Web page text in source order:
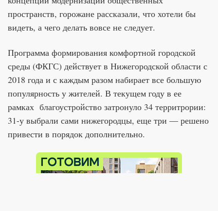
пространств, горожане рассказали, что хотели бы
видеть, а чего делать вовсе не следует.
Программа формирования комфортной городской
среды (ФКГС) действует в Нижегородской области с
2018 года и с каждым разом набирает все большую
популярность у жителей. В текущем году в ее
рамках благоустройство затронуло 34 территрории:
31-у выбрали сами нижегородцы, еще три — решено
привести в порядок дополнительно.